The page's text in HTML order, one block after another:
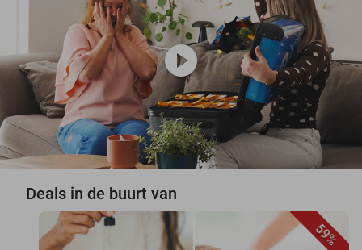
play_circle
Deals in de buurt van
59%